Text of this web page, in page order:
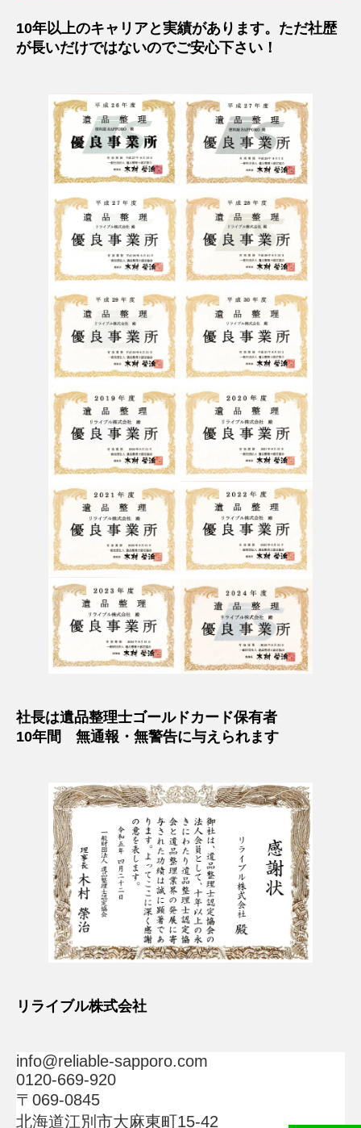
10年以上のキャリアと実績があります。ただ社歴
が長いだけではないのでご安心下さい！
社長は遺品整理士ゴールドカード保有者
10年間 無通報・無警告に与えられます
リライブル株式会社
info@reliable-sapporo.com
0120-669-920
〒069-0845
北海道江別市大麻東町15-42